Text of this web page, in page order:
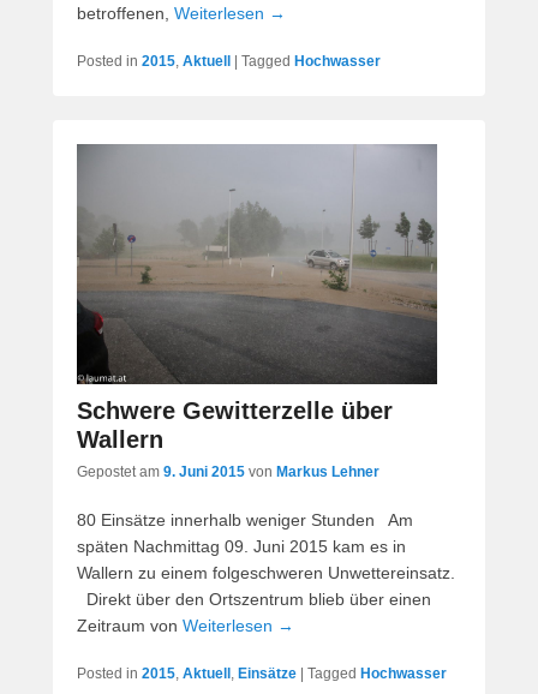
betroffenen, Weiterlesen →
Posted in 2015, Aktuell Tagged Hochwasser
Schwere Gewitterzelle über
Wallern
Gepostet am 9. Juni 2015 von Markus Lehner
80 Einsätze innerhalb weniger Stunden Am
späten Nachmittag 09. Juni 2015 kam es in
Wallern zu einem folgeschweren Unwettereinsatz.
Direkt über den Ortszentrum blieb über einen
Zeitraum von Weiterlesen →
Posted in 2015 Aktuell Einsätze | Tagged Hochwasser